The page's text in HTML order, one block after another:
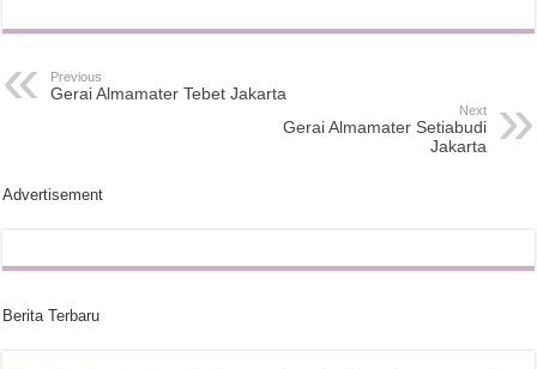
Previous
Gerai Almamater Tebet Jakarta
Next
Gerai Almamater Setiabudi
Jakarta
Advertisement
Berita Terbaru